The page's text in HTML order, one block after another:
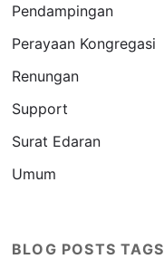
Pendampingan
Perayaan Kongregasi
Renungan
Support
Surat Edaran
Umum
BLOG POSTS TAGS